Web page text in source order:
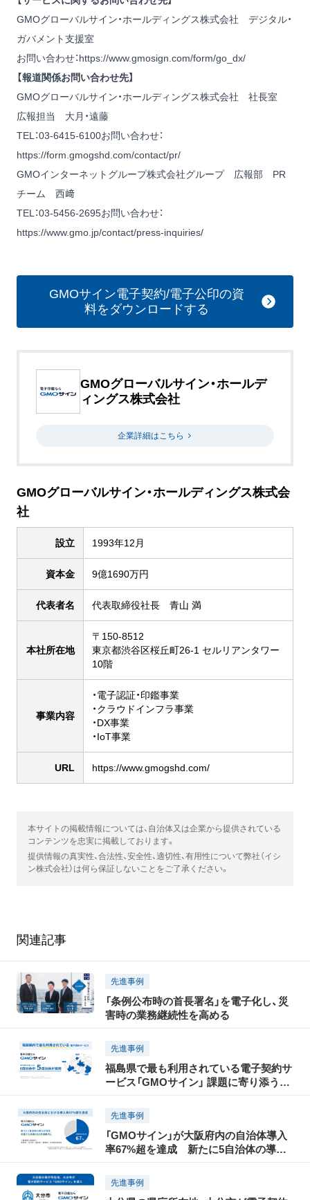
GMOグローバルサイン・ホールディングス株式会社 デジタル・
ガバメント支援室
お問い合わせ：https://www.gmosign.com/form/go_dx/
【報道関係お問い合わせ先】
GMOグローバルサイン・ホールディングス株式会社 社長室
広報担当 大月・遠藤
TEL：03-6415-6100お問い合わせ：
https://form.gmogshd.com/contact/pr/
GMOインターネットグループ株式会社グループ 広報部 PR
チーム 西﨑
TEL：03-5456-2695お問い合わせ：
https://www.gmo.jp/contact/press-inquiries/
GMOサイン電子契約/電子公印の資
料をダウンロードする
GMOグローバルサイン・ホールデ
ィングス株式会社
企業詳細はこちら
GMOグローバルサイン・ホールディングス株式会
社
設立 1993年12月
資本金 9億1690万円
代表者名 代表取締役社長 青山 満
本社所在地
〒150-8512
東京都渋谷区桜丘町26-1 セルリアンタワー
10階
事業内容
・電子認証・印鑑事業
・クラウドインフラ事業
・DX事業
・IoT事業
URL https://www.gmogshd.com/
本サイトの掲載情報については、自治体又は企業から提供されている
コンテンツを忠実に掲載しております。
提供情報の真実性、合法性、安全性、適切性、有用性について弊社（イシ
ン株式会社）は何ら保証しないことをご了承ください。
関連記事
先進事例
「条例公布時の首長署名」を電子化し、災
害時の業務継続性を高める
先進事例
福島県で最も利用されている電子契約サ
ービス「GMOサイン」 課題に寄り添う伴
メント発表
先進事例
「GMOサイン」が大阪府内の自治体導入
率67%超を達成 新たに5自治体の導入
先進事例